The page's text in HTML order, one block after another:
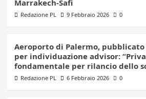
Marrakech-Safi
Redazione PL 9 Febbraio 2026 0
Aeroporto di Palermo,
per individuazione advisor:
fondamentale per rilancio dello
Redazione PL 6 Febbraio 2026 0